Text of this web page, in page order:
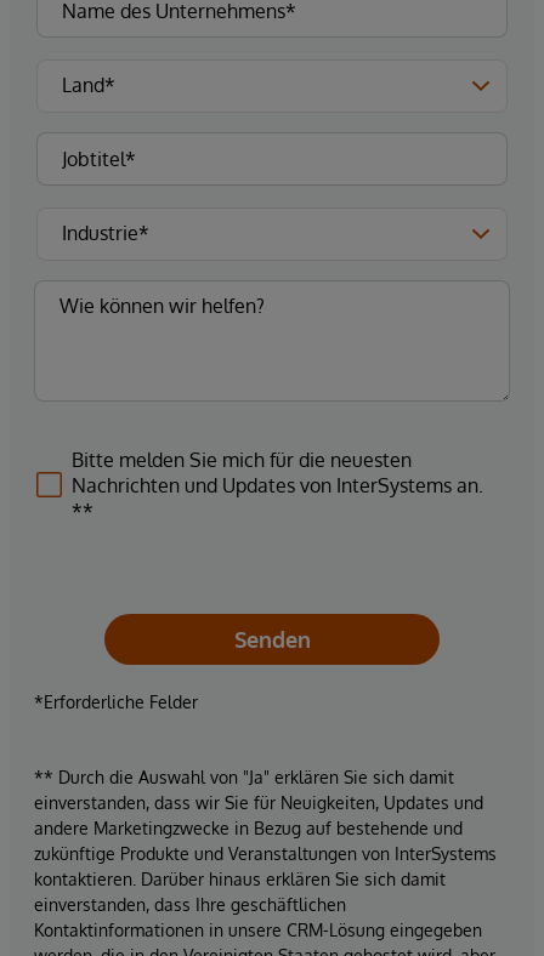
Bitte melden Sie mich für die neuesten
Nachrichten und Updates von InterSystems an.
**
Senden
*Erforderliche Felder
** Durch die Auswahl von "Ja" erklären Sie sich damit
einverstanden, dass wir Sie für Neuigkeiten, Updates und
andere Marketingzwecke in Bezug auf bestehende und
zukünftige Produkte und Veranstaltungen von InterSystems
kontaktieren. Darüber hinaus erklären Sie sich damit
einverstanden, dass Ihre geschäftlichen
Kontaktinformationen in unsere CRM-Lösung eingegeben